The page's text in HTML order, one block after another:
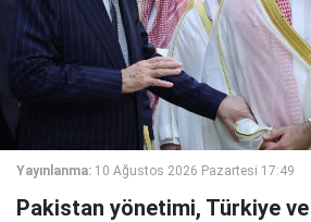
Yayınlanma: 10 Ağustos 2026 Pazartesi 17:49
Pakistan yönetimi, Türkiye